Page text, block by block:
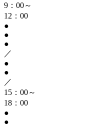
9：00～
12：00
●
●
●
／
●
●
／
15：00～
18：00
●
●